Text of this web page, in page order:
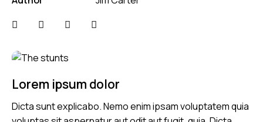
Lorem ipsum dolor
Dicta sunt explicabo. Nemo enim ipsam voluptatem quia